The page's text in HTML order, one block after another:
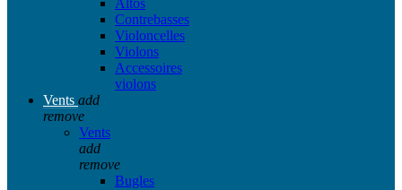
Contrebasses
Violoncelles
Violons
Accessoires
violons
Vents add
remove
Vents
add
remove
Bugles